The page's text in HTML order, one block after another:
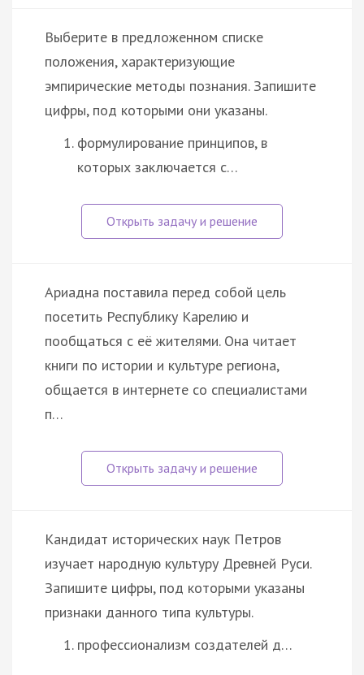
Выберите в предложенном списке
положения, характеризующие
эмпирические методы познания. Запишите
цифры, под которыми они указаны.
формулирование принципов, в
которых заключается с…
Ариадна поставила перед собой цель
посетить Республику Карелию и
пообщаться с её жителями. Она читает
книги по истории и культуре региона,
общается в интернете со специалистами
п…
Кандидат исторических наук Петров
изучает народную культуру Древней Руси.
Запишите цифры, под которыми указаны
признаки данного типа культуры.
профессионализм создателей д…